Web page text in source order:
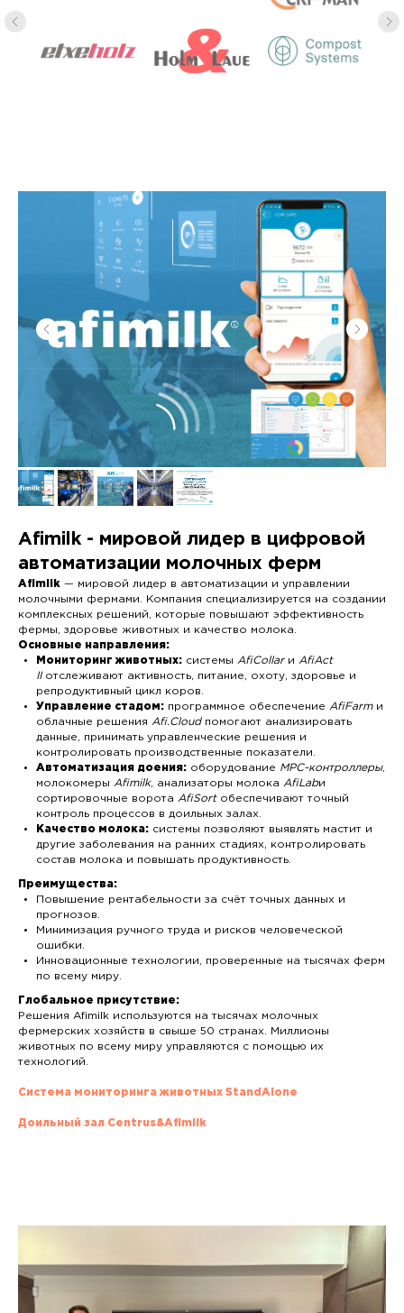
Afimilk - мировой лидер в цифровой
автоматизации молочных ферм
Afimilk — мировой лидер в автоматизации и управлении
молочными фермами. Компания специализируется на создании
комплексных решений, которые повышают эффективность
фермы, здоровье животных и качество молока.
Основные направления:
Мониторинг животных: системы AfiCollarи AfiAct
IIотслеживают активность, питание, охоту, здоровье и
репродуктивный цикл коров.
Управление стадом: программное обеспечение AfiFarmи
облачные решения Afi.Cloudпомогают анализировать
данные, принимать управленческие решения и
контролировать производственные показатели.
Автоматизация доения: оборудование MPC-контроллеры,
молокомеры Afimilk, анализаторы молока AfiLabи
сортировочные ворота AfiSortобеспечивают точный
контроль процессов в доильных залах.
Качество молока: системы позволяют выявлять мастит и
другие заболевания на ранних стадиях, контролировать
состав молока и повышать продуктивность.
Преимущества:
Повышение рентабельности за счёт точных данных и
прогнозов.
Минимизация ручного труда и рисков человеческой
ошибки.
Инновационные технологии, проверенные на тысячах ферм
по всему миру.
Глобальное присутствие:
Решения Afimilk используются на тысячах молочных
фермерских хозяйств в свыше 50 странах. Миллионы
животных по всему миру управляются с помощью их
технологий.
Система мониторинга животных StandAlone
Доильный зал Centrus&Afimilk